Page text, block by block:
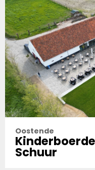
Oostende
Schuur